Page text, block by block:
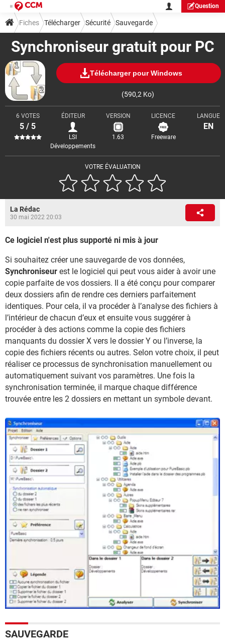
Question
Synchroniseur gratuit pour PC
Télécharger pour Windows
(590,2 Ko)
VOTRE ÉVALUATION
6 VOTES
5 / 5
ÉDITEUR
LSI
Développements
VERSION
1.63
LICENCE
Freeware
LANGUE
EN
Fiches Télécharger Sécurité Sauvegarde
La Rédac
30 mai 2022 20:03
Ce logiciel n'est plus supporté ni mis à jour
Si souhaitez créer une sauvegarde de vos données,
Synchroniseur est le logiciel qui peut vous aider à avoir une
copie parfaite de vos dossiers. Il a été conçu pour comparer
deux dossiers afin de rendre ces derniers parfaitement
identiques. Pour cela, il va procéder à l’analyse des fichiers à
l’intérieur de chacun d’eux et ensuite vous suggérer à
procéder à des actions comme la copie des fichiers
manquants du dossier X vers le dossier Y ou l’inverse, la
copie des fichiers récents ou autres. Selon votre choix, il peut
réaliser ce processus de synchronisation manuellement ou
automatiquement suivant vos paramètres. Une fois la
synchronisation terminée, il marque chaque différence
trouvée entre les 2 dossiers en mettant un symbole devant.
SAUVEGARDE